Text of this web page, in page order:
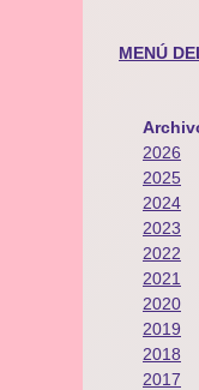
MENÚ
2026
2025
2024
2023
2022
2021
2020
2019
2018
2017